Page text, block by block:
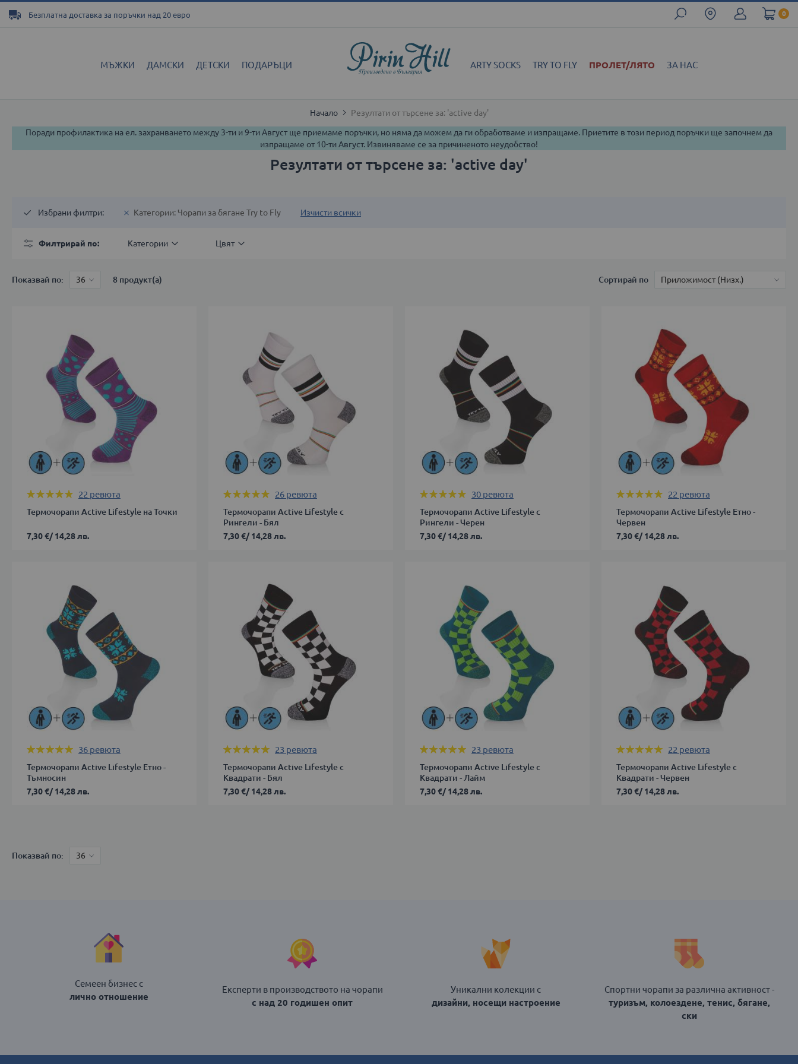
0
Безплатна доставка за поръчки над 20 евро
МЪЖКИ ДАМСКИ ДЕТСКИ ПОДАРЪЦИ ARTY SOCKS TRY TO FLY ПРОЛЕТ/ЛЯТО ЗА НАС
Начало Резултати от търсене за: 'active day'
Поради профилактика на ел. захранването между 3-ти и 9-ти Август ще приемаме поръчки, но няма да можем да ги обработваме и изпращаме. Приетите в този период поръчки ще започнем да
изпращаме от 10-ти Август. Извиняваме се за причиненото неудобство!
Резултати от търсене за: 'active day'
Избрани филтри Категории Чорапи за бягане Try to Fly Изчисти всички
Филтрирай по Категории Цвят
Показвай по 8 продукт(а) Сортирай по
Оценка:
22 ревюта
Термочорапи Active Lifestyle на Точки
7,30 €/14,28 лв.
ДОБАВИ В КОЛИЧКАТА
Оценка:
26 ревюта
Термочорапи Active Lifestyle с
Рингели - Бял
7,30 €/14,28 лв.
ДОБАВИ В КОЛИЧКАТА
Оценка:
30 ревюта
Термочорапи Active Lifestyle с
Рингели - Черен
7,30 €/14,28 лв.
ДОБАВИ В КОЛИЧКАТА
Оценка:
22 ревюта
Термочорапи Active Lifestyle Етно -
Червен
7,30 €/14,28 лв.
ДОБАВИ В КОЛИЧКАТА
Оценка:
36 ревюта
Термочорапи Active Lifestyle Етно -
Тъмносин
7,30 €/14,28 лв.
Оценка:
23 ревюта
Термочорапи Active Lifestyle с
Квадрати - Бял
7,30 €/14,28 лв.
Оценка:
23 ревюта
Термочорапи Active Lifestyle с
Квадрати - Лайм
7,30 €/14,28 лв.
Оценка:
22 ревюта
Термочорапи Active Lifestyle с
Квадрати - Червен
7,30 €/14,28 лв.
Показвай по
Семеен бизнес с
лично отношение
Експерти в производството на чорапи
с над 20 годишен опит
Уникални колекции с
дизайни, носещи настроение
Спортни чорапи за различна активност -
туризъм, колоездене, тенис, бягане,
ски